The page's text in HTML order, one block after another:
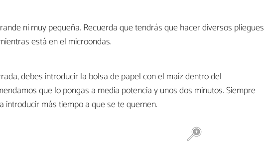
ni muy pequeña. Recuerda que tendrás que hacer diversos pliegues
está en el microondas.
debes introducir la bolsa de papel con el maíz dentro del
que lo pongas a media potencia y unos dos minutos. Siempre
introducir más tiempo a que se te quemen.